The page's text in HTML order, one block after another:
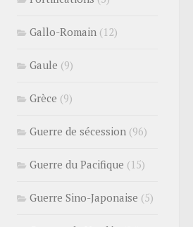
Gallo-Romain (12)
Gaule (9)
Grèce (9)
Guerre de sécession (96)
Guerre du Pacifique (15)
Guerre Sino-Japonaise (5)